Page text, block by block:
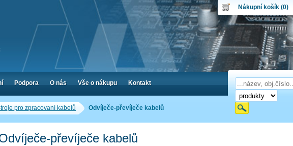
pro zpracovaní kabelů Odvíječe-převíječe kabelů
převíječe kabelů
Nákupní košík (0)
Nákupní košík je
Počet produktů:0
Cena celkem:
0,00 CZK
Uživatel:
Heslo:
Zapomenuté heslo Nová
Podpora O nás Vše o nákupu Kontakt